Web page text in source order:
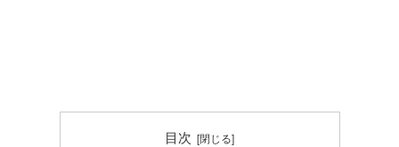
目次